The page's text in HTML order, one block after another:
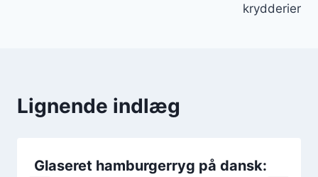
krydderier
Lignende indlæg
Glaseret hamburgerryg på dansk: